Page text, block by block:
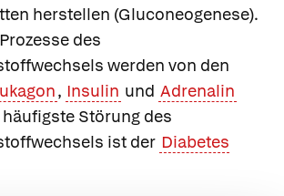
herstellen (Gluconeogenese).
des
werden von den
, Insulin und Adrenalin
Störung des
ist der Diabetes